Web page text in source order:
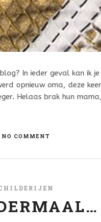
In ieder geval kan ik
opnieuw oma, deze
Helaas brak hun
NO COMMENT